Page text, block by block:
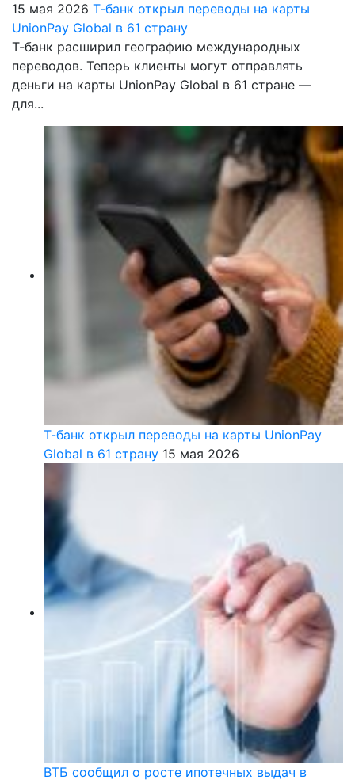
15 мая 2026 Т-банк открыл переводы на карты
UnionPay Global в 61 страну
Т-банк расширил географию международных
переводов. Теперь клиенты могут отправлять
деньги на карты UnionPay Global в 61 стране —
для...
Т-банк открыл переводы на карты UnionPay
Global в 61 страну 15 мая 2026
ВТБ сообщил о росте ипотечных выдач в